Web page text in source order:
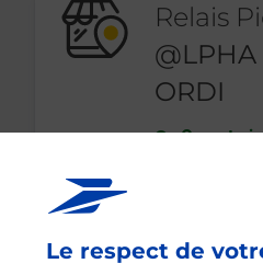
Le respect de
Relais
ORDI
Ouvert-
En savoir